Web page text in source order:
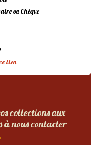
ou Chèque
ce lien
collections aux
à nous contacter